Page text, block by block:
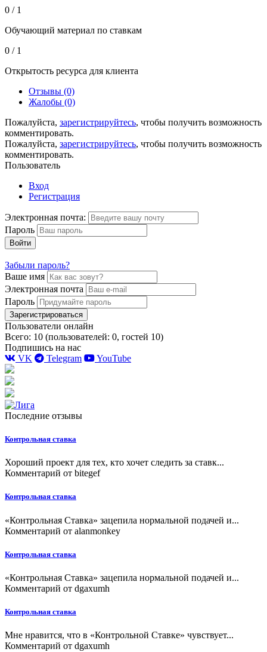
0 / 1
Обучающий материал по ставкам
0 / 1
Открытость ресурса для клиента
Отзывы (0)
Жалобы (0)
Пожалуйста, зарегистрируйтесь, чтобы получить возможность
комментировать.
Пожалуйста, зарегистрируйтесь, чтобы получить возможность
комментировать.
Пользователь
Вход
Регистрация
Электронная почта:
Пароль
Войти
Забыли пароль?
Ваше имя
Электронная почта
Пароль
Зарегистрироваться
Пользователи онлайн
Всего: 10 (пользователей: 0, гостей 10)
Подпишись на нас
VK
Telegram YouTube
Последние отзывы
Контрольная ставка
Хороший проект для тех, кто хочет следить за ставк...
Комментарий от bitegef
Контрольная ставка
«Контрольная Ставка» зацепила нормальной подачей и...
Комментарий от alanmonkey
Контрольная ставка
«Контрольная Ставка» зацепила нормальной подачей и...
Комментарий от dgaxumh
Контрольная ставка
Мне нравится, что в «Контрольной Ставке» чувствует...
Комментарий от dgaxumh